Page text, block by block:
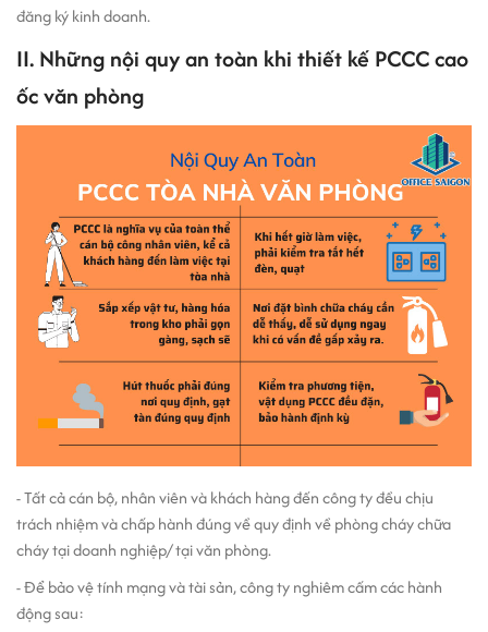
đăng ký kinh doanh.
II. Những nội quy an toàn khi thiết kế PCCC cao
ốc văn phòng
- Tất cả cán bộ, nhân viên và khách hàng đến công ty đều chịu
trách nhiệm và chấp hành đúng về quy định về phòng cháy chữa
cháy tại doanh nghiệp/ tại văn phòng.
- Để bảo vệ tính mạng và tài sản, công ty nghiêm cấm các hành
động sau: